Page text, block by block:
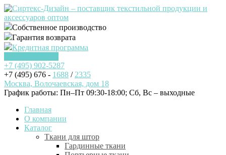
Собственное производство
Гарантия возврата
Кредитная программа
+7 (495) 902-5287
+7 (495) 676 - 1688 / 2335
Москва, Волочаевская, дом 18
График работы: Пн–Пт 09:30-18:00; Cб, Вс – выходные
Главная
О компании
Каталог
Ткани для штор
Гардинные ткани